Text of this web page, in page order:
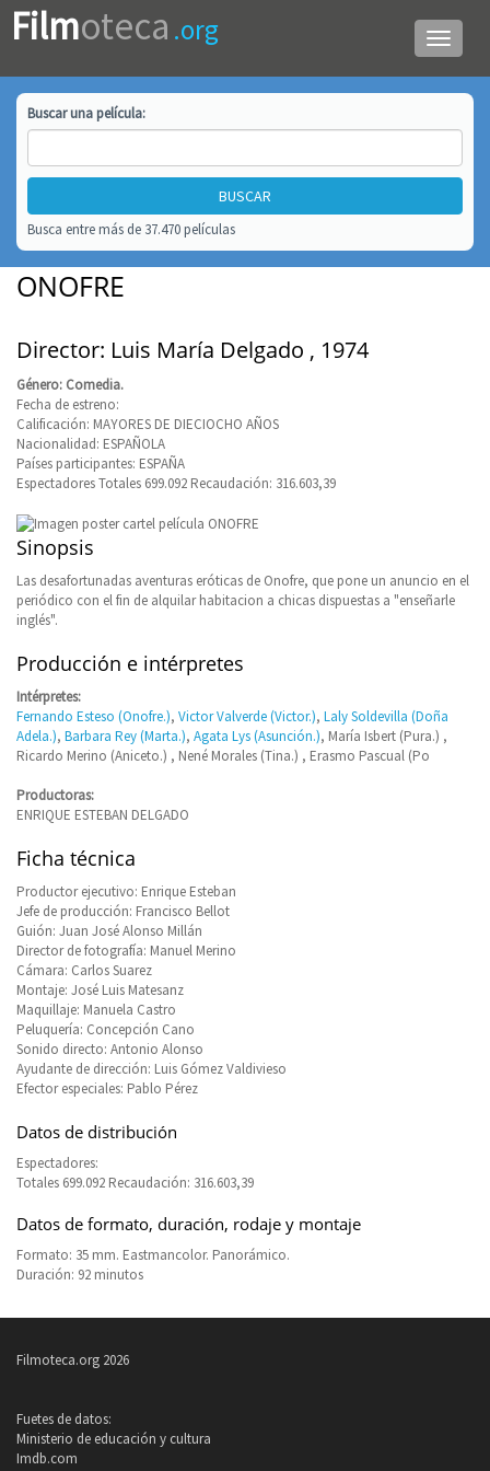
Menú
de
Filmoteca .org
Buscar unapelícula:
Busca entre más de 37.470 películas
ONOFRE
Director: Luis María Delgado , 1974
Género: Comedia.
Fecha de estreno:
Calificación: MAYORES DE DIECIOCHO AÑOS
Nacionalidad: ESPAÑOLA
Países participantes: ESPAÑA
Espectadores Totales 699.092 Recaudación: 316.603,39
Sinopsis
Las desafortunadas aventuras eróticas de Onofre, que pone un anuncio en el
periódico con el fin de alquilar habitacion a chicas dispuestas a "enseñarle
inglés".
Producción e intérpretes
Intérpretes:
Fernando Esteso (Onofre.), Victor Valverde (Victor.), Laly Soldevilla (Doña
Adela.), Barbara Rey (Marta.), Agata Lys (Asunción.), María Isbert (Pura.) ,
Ricardo Merino (Aniceto.) , Nené Morales (Tina.) , Erasmo Pascual (Po
Productoras:
ENRIQUE ESTEBAN DELGADO
Ficha técnica
Productor ejecutivo: Enrique Esteban
Jefe de producción: Francisco Bellot
Guión: Juan José Alonso Millán
Director de fotografía: Manuel Merino
Cámara: Carlos Suarez
Montaje: José Luis Matesanz
Maquillaje: Manuela Castro
Peluquería: Concepción Cano
Sonido directo: Antonio Alonso
Ayudante de dirección: Luis Gómez Valdivieso
Efector especiales: Pablo Pérez
Datos de distribución
Espectadores:
Totales 699.092 Recaudación: 316.603,39
Datos de formato, duración, rodaje y montaje
Formato: 35 mm. Eastmancolor. Panorámico.
Duración: 92 minutos
Filmoteca.org 2026
Fuetes de datos:
Ministerio de educación y cultura
Imdb.com